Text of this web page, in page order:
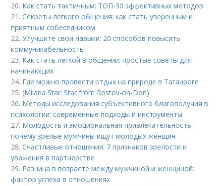
20. Как стать тактичным: ТОП-30 эффективных методов
21.Секреты легкого общения: как стать уверенным и
приятным собеседником
22.Улучшите свои навыки: 20 способов повысить
коммуникабельность
23. Как стать легкой в общении: простые советы для
начинающих
24. Где можно провести отдых на природе в Таганроге
25.(Milana Star: Star from Rostov-on-Don)
26. Методы исследования субъективного благополучия в
психологии: современные подходы и инструменты
27. Молодость и эмоциональная привлекательность:
почему зрелые мужчины ищут молодых женщин
28.Счастливые отношения: 7 признаков зрелости и
уважения в партнерстве
29. Разница в возрасте между мужчиной и женщиной:
фактор успеха в отношениях